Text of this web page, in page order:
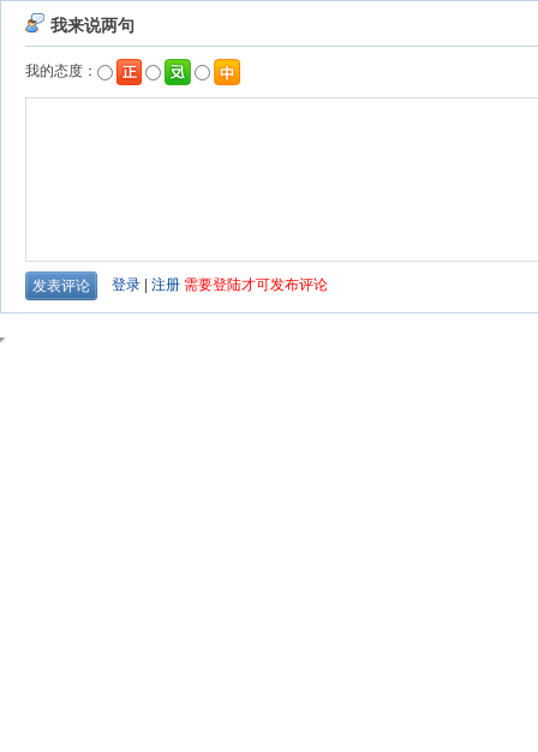
我来说两句
我的态度：
登录 注册 需要登陆才可发布评论